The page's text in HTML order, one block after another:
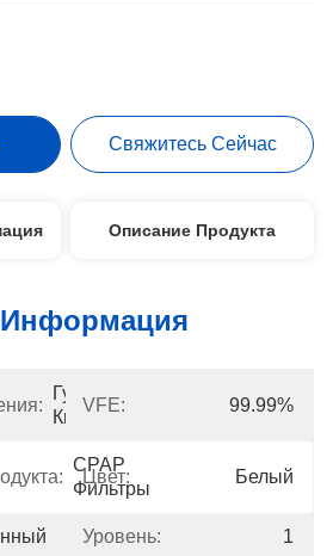
Свяжитесь Сейчас
Описание Продукта
Гуандун,
Китай
VFE: 99.99%
CPAP
Фильтры
Цвет: Белый
Уровень: 1